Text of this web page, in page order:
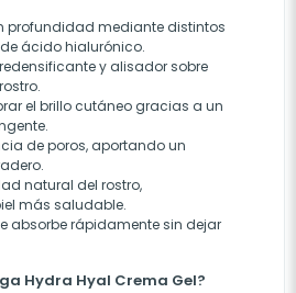
profundidad mediante distintos
ácido hialurónico.
y alisador sobre
el brillo cutáneo gracias a un
de poros, aportando un
natural del rostro,
más saludable.
absorbe rápidamente sin dejar
Hydra Hyal Crema Gel?